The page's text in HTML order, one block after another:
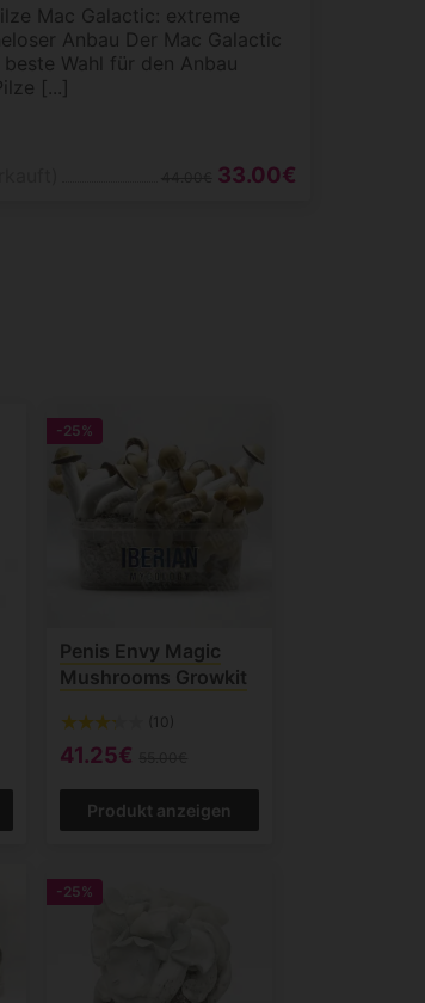
Mac Galactic: extreme
Anbau Der Mac Galactic
Wahl für den Anbau
[...]
33.00€
-25%
Penis Envy Magic
Mushrooms Growkit
(10)
41.25€
Produkt anzeigen
-25%